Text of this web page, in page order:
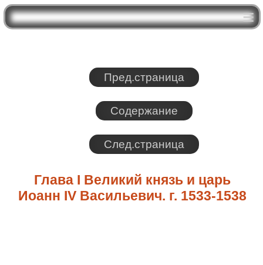
Пред.страница
Содержание
След.страница
Глава I Великий князь и царь
Иоанн IV Васильевич. г. 1533-1538